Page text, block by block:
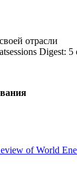
отрасли
Digest:
of World